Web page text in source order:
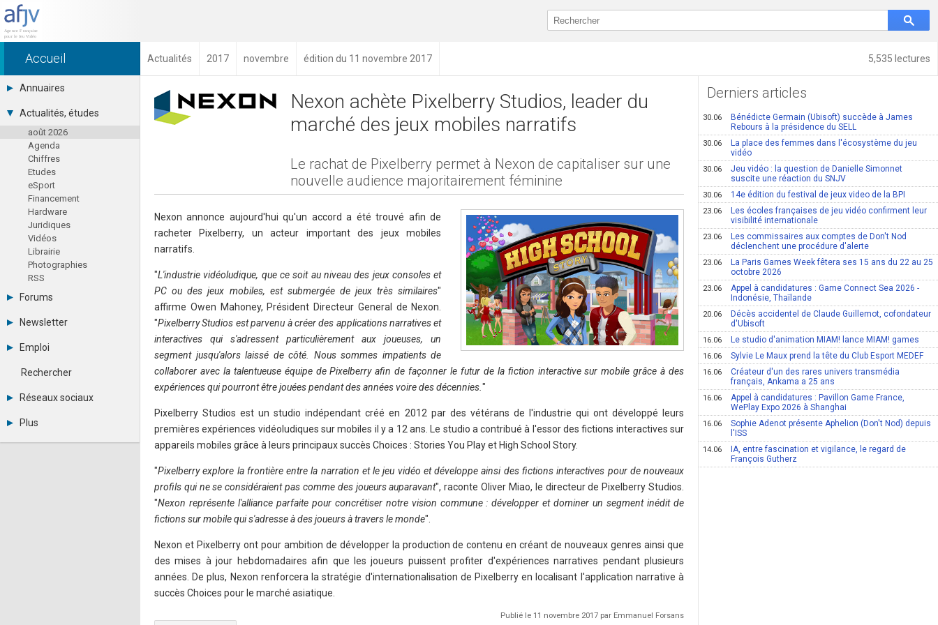
5,535 lectures
Accueil Actualités 2017 novembre édition du 11 novembre 2017
Annuaires
Toutes les sociétés (691)
Studios (418)
Editeurs (49)
Distributeurs (16)
Hard. / Accessoires (10)
Middlewares (15)
Prestataires (99)
Assoc. / Syndicats (21)
Formations / Ecoles (46)
Presse spécialisée (17)
Actualités, études
août 2026
Agenda
Chiffres
Etudes
eSport
Financement
Hardware
Juridiques
Vidéos
Librairie
Photographies
RSS
Forums
Tous les forums
Se connecter
Messages privés
Contacter un modérateur
Newsletter
Archives
Abonnement
Emploi
Consulter les annonces
Observatoire de l'emploi
Rechercher
Réseaux sociaux
LinkedIn
Plus
Annonceurs
Nexon achète Pixelberry Studios, leader du
marché des jeux mobiles narratifs
Le rachat de Pixelberry permet à Nexon de capitaliser sur une
nouvelle audience majoritairement féminine
Nexon annonce aujourd'hui qu'un accord a été trouvé afin de
racheter Pixelberry, un acteur important des jeux mobiles
narratifs.
"L'industrie vidéoludique, que ce soit au niveau des jeux consoles et
PC ou des jeux mobiles, est submergée de jeux très similaires"
affirme Owen Mahoney, Président Directeur General de Nexon.
"Pixelberry Studios est parvenu à créer des applications narratives et
interactives qui s'adressent particulièrement aux joueuses, un
segment jusqu'alors laissé de côté. Nous sommes impatients de
collaborer avec la talentueuse équipe de Pixelberry afin de façonner le futur de la fiction interactive sur mobile grâce à des
expériences qui pourront être jouées pendant des années voire des décennies. "
Pixelberry Studios est un studio indépendant créé en 2012 par des vétérans de l'industrie qui ont développé leurs
premières expériences vidéoludiques sur mobiles il y a 12 ans. Le studio a contribué à l'essor des fictions interactives sur
appareils mobiles grâce à leurs principaux succès Choices : Stories You Play et High School Story.
"Pixelberry explore la frontière entre la narration et le jeu vidéo et développe ainsi des fictions interactives pour de nouveaux
profils qui ne se considéraient pas comme des joueurs auparavant", raconte Oliver Miao, le directeur de Pixelberry Studios.
"Nexon représente l'alliance parfaite pour concrétiser notre vision commune : développer et dominer un segment inédit de
fictions sur mobile qui s'adresse à des joueurs à travers le monde".
Nexon et Pixelberry ont pour ambition de développer la production de contenu en créant de nouveaux genres ainsi que
des mises à jour hebdomadaires afin que les joueurs puissent profiter d'expériences narratives pendant plusieurs
années. De plus, Nexon renforcera la stratégie d'internationalisation de Pixelberry en localisant l'application narrative à
succès Choices pour le marché asiatique.
Publié le 11 novembre 2017 par Emmanuel Forsans
Derniers articles
30.06
Bénédicte Germain (Ubisoft) succède à James
Rebours à la présidence du SELL
30.06
La place des femmes dans l'écosystème du jeu
vidéo
30.06
Jeu vidéo : la question de Danielle Simonnet
suscite une réaction du SNJV
30.06 14e édition du festival de jeux video de la BPI
23.06
Les écoles françaises de jeu vidéo confirment leur
visibilité internationale
23.06
Les commissaires aux comptes de Don't Nod
déclenchent une procédure d'alerte
23.06
La Paris Games Week fêtera ses 15 ans du 22 au 25
octobre 2026
23.06
Appel à candidatures : Game Connect Sea 2026 -
Indonésie, Thaïlande
20.06
Décès accidentel de Claude Guillemot, cofondateur
d'Ubisoft
16.06 Le studio d'animation MIAM! lance MIAM! games
16.06 Sylvie Le Maux prend la tête du Club Esport MEDEF
16.06
Créateur d'un des rares univers transmédia
français, Ankama a 25 ans
16.06
Appel à candidatures : Pavillon Game France,
WePlay Expo 2026 à Shanghai
16.06
Sophie Adenot présente Aphelion (Don't Nod) depuis
l'ISS
14.06
IA, entre fascination et vigilance, le regard de
François Gutherz